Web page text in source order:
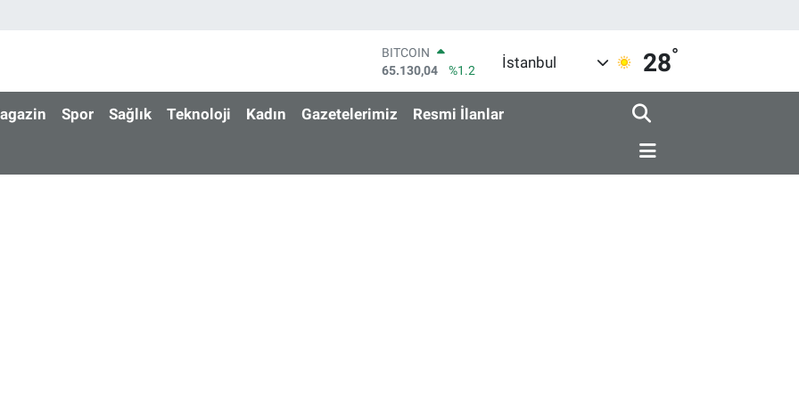
BITCOIN
65.130,04
%1.2
47,7106
%0.17
EURO
64,4046
%0.35
İstanbul 28°
Spor Sağlık Teknoloji Kadın Gazetelerimiz Resmi İlanlar